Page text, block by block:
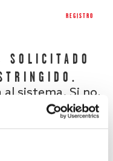
REGISTRO
SOLICITADO
al sistema. Si no,